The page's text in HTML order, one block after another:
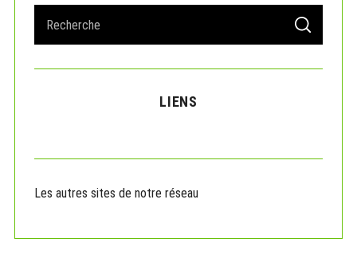
a
r
r
S
A
C
LIENS
Les autres sites de notre réseau